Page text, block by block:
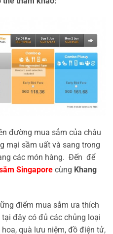
đường mua sắm của châu
mại sầm uất và sang trong
các món hàng. Đến để
Singapore cùng Khang
điểm mua sắm ưa thích
đây có đủ các chủng loại
quà lưu niệm, đồ điện tử,